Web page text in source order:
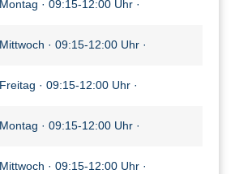
Montag · 09:15-12:00 Uhr ·
Mittwoch · 09:15-12:00 Uhr ·
Freitag · 09:15-12:00 Uhr ·
Montag · 09:15-12:00 Uhr ·
Mittwoch · 09:15-12:00 Uhr ·